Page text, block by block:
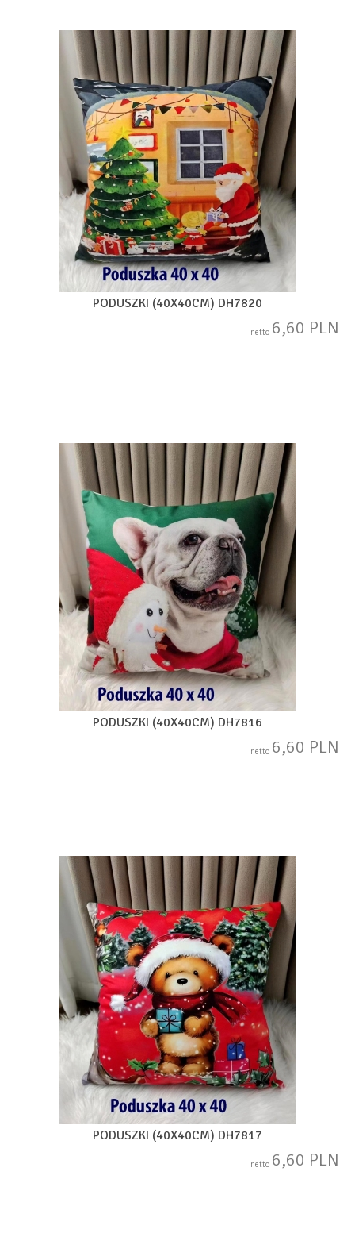
PODUSZKI (40X40CM) DH7820
netto 6,60 PLN
PODUSZKI (40X40CM) DH7816
netto 6,60 PLN
PODUSZKI (40X40CM) DH7817
netto 6,60 PLN